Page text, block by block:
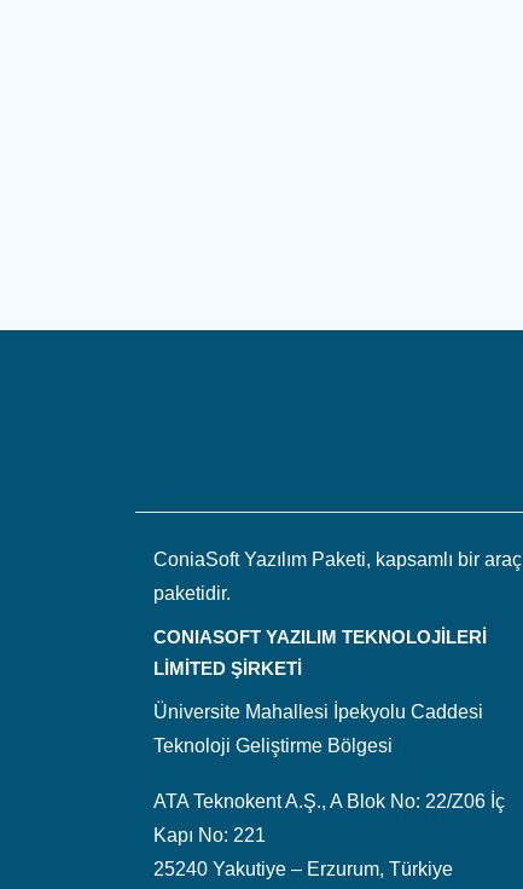
ConiaSoft Yazılım Paketi, kapsamlı bir araç
paketidir.
CONIASOFT YAZILIM TEKNOLOJİLERİ
LİMİTED ŞİRKETİ
Üniversite Mahallesi İpekyolu Caddesi
Teknoloji Geliştirme Bölgesi
ATA Teknokent A.Ş., A Blok No: 22/Z06 İç
Kapı No: 221
25240 Yakutiye – Erzurum, Türkiye